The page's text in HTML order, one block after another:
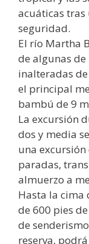
acuáticas tras
seguridad.
El río Martha
de algunas de
inalteradas
el principal
bambú de 9
La excursión
dos y media
una
paradas,
almuerzo a
Hasta la cima
de 600 pies
de
reserva,